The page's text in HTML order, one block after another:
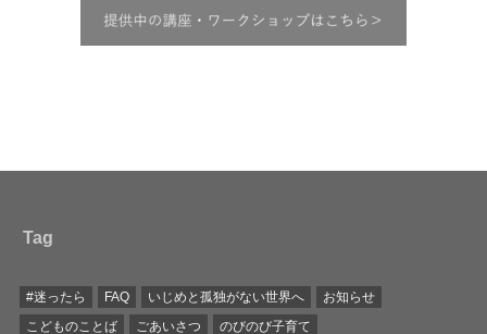
Tag
#迷ったら FAQ いじめと孤独がない世界へ
お知らせ
こどものことば
ごあいさつ
のびのび子育て